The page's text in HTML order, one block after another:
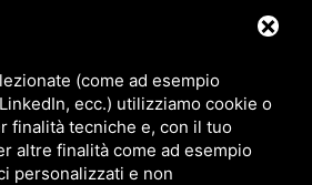
Privacy
(come ad esempio
ecc.) utilizziamo cookie o
finalità tecniche e, con il tuo
altre finalità come ad esempio
personalizzati e non